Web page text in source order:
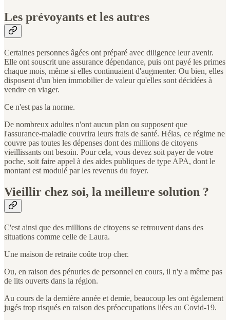
Les prévoyants et les autres
Certaines personnes âgées ont préparé avec diligence leur avenir.
Elle ont souscrit une assurance dépendance, puis ont payé les primes
chaque mois, même si elles continuaient d'augmenter. Ou bien, elles
disposent d'un bien immobilier de valeur qu'elles sont décidées à
vendre en viager.
Ce n'est pas la norme.
De nombreux adultes n'ont aucun plan ou supposent que
l'assurance-maladie couvrira leurs frais de santé. Hélas, ce régime ne
couvre pas toutes les dépenses dont des millions de citoyens
vieillissants ont besoin. Pour cela, vous devez soit payer de votre
poche, soit faire appel à des aides publiques de type APA, dont le
montant est modulé par les revenus du foyer.
Vieillir chez soi, la meilleure solution ?
C'est ainsi que des millions de citoyens se retrouvent dans des
situations comme celle de Laura.
Une maison de retraite coûte trop cher.
Ou, en raison des pénuries de personnel en cours, il n'y a même pas
de lits ouverts dans la région.
Au cours de la dernière année et demie, beaucoup les ont également
jugés trop risqués en raison des préoccupations liées au Covid-19.